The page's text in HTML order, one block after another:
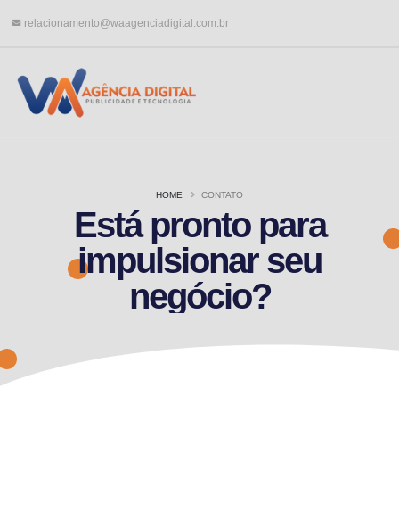
relacionamento@waagenciadigital.com.br
HOME CONTATO
Está pronto para
impulsionar seu
negócio?